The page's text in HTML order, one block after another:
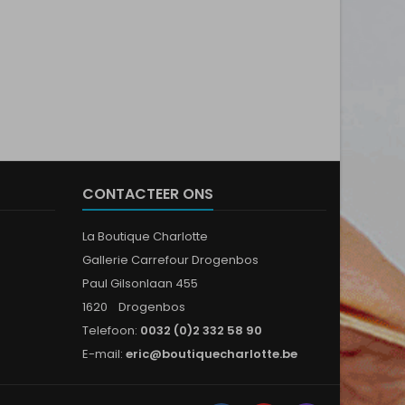
CONTACTEER ONS
La Boutique Charlotte
Gallerie Carrefour Drogenbos
Paul Gilsonlaan 455
1620 Drogenbos
Telefoon: 0032 (0)2 332 58 90
E-mail: eric@boutiquecharlotte.be